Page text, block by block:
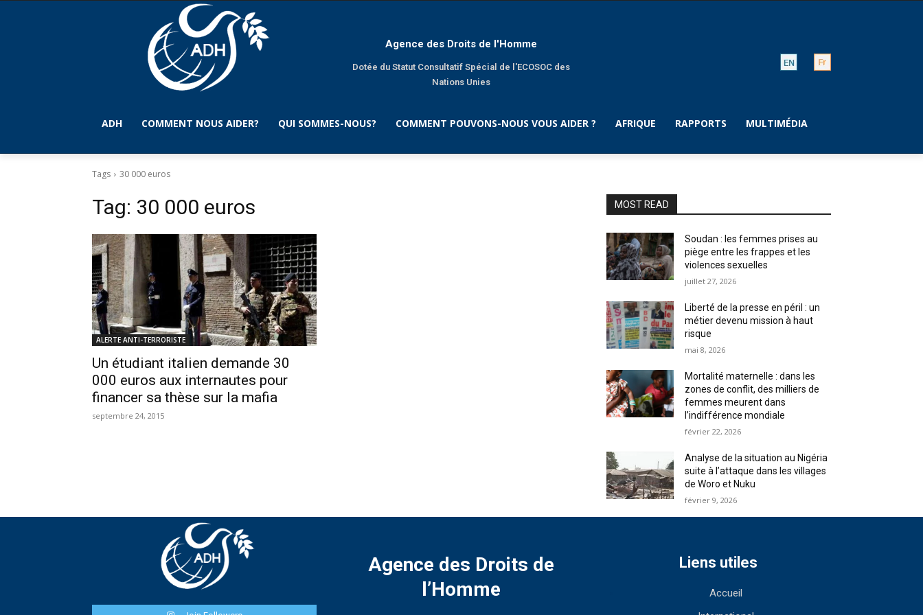
Agence des Droits de l'Homme
Dotée du Statut Consultatif Spécial de l'ECOSOC des
Nations Unies
ADH COMMENT NOUS AIDER? QUI SOMMES-NOUS? COMMENT POUVONS-NOUS VOUS AIDER ? AFRIQUE RAPPORTS MULTIMÉDIA
Tags 30 000 euros
Tag: 30 000 euros
ALERTE ANTI-TERRORISTE
Un étudiant italien demande 30
000 euros aux internautes pour
financer sa thèse sur la mafia
septembre 24, 2015
MOST READ
Soudan : les femmes prises au
piège entre les frappes et les
violences sexuelles
juillet 27, 2026
Liberté de la presse en péril : un
métier devenu mission à haut
risque
mai 8, 2026
Mortalité maternelle : dans les
zones de conflit, des milliers de
femmes meurent dans
l’indifférence mondiale
février 22, 2026
Analyse de la situation au Nigéria
suite à l’attaque dans les villages
de Woro et Nuku
février 9, 2026
Agence des Droits de
l’Homme
Liens utiles
Accueil